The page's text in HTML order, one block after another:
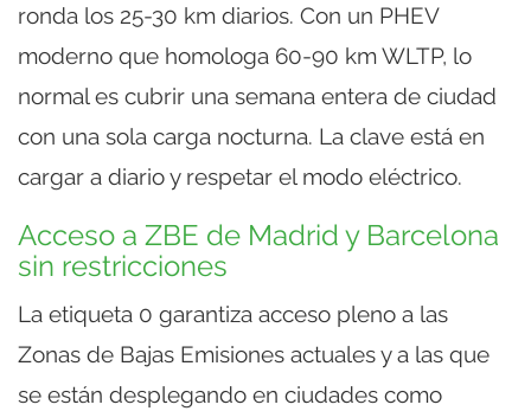
ronda los 25-30 km diarios. Con un PHEV
moderno que homologa 60-90 km WLTP, lo
normal es cubrir una semana entera de ciudad
con una sola carga nocturna. La clave está en
cargar a diario y respetar el modo eléctrico.
Acceso a ZBE de Madrid y Barcelona
sin restricciones
La etiqueta 0 garantiza acceso pleno a las
Zonas de Bajas Emisiones actuales y a las que
se están desplegando en ciudades como